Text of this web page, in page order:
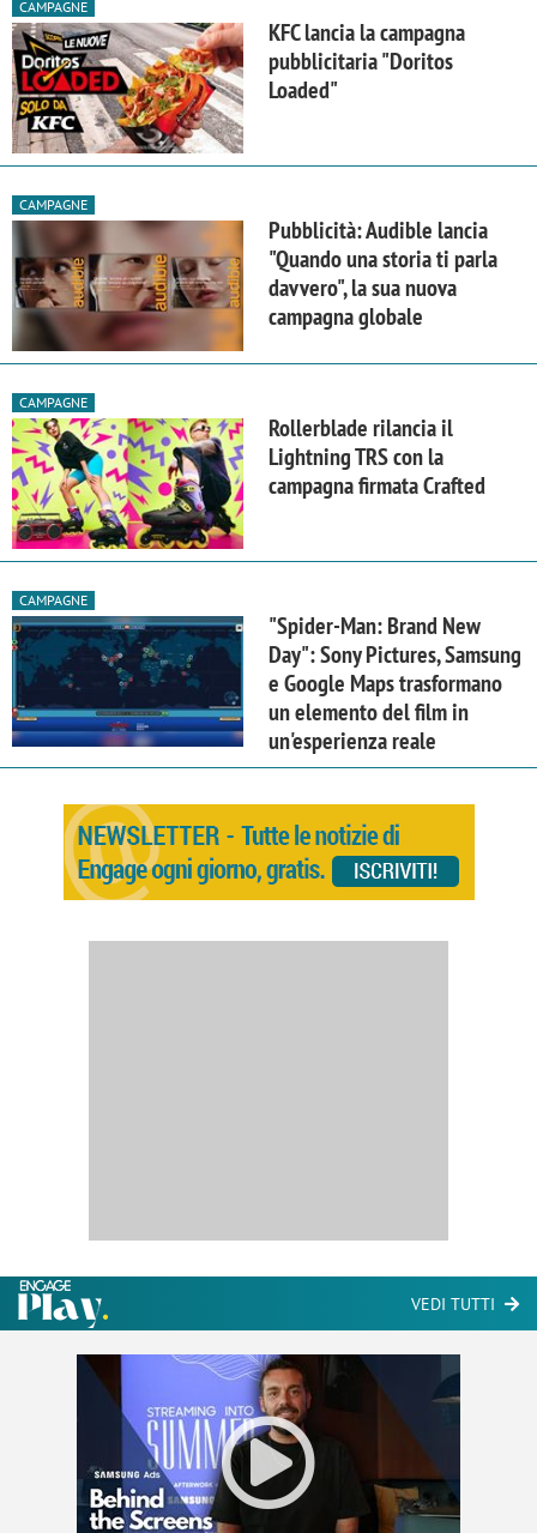
CAMPAGNE
KFC lancia la campagna
pubblicitaria "Doritos
Loaded"
CAMPAGNE
Pubblicità: Audible lancia
"Quando una storia ti parla
davvero", la sua nuova
campagna globale
CAMPAGNE
Rollerblade rilancia il
Lightning TRS con la
campagna firmata Crafted
CAMPAGNE
"Spider-Man: Brand New
Day": Sony Pictures, Samsung
e Google Maps trasformano
un elemento del film in
un'esperienza reale
VEDI TUTTI